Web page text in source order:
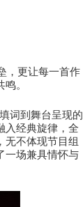
，更让每一首作
。
词到舞台呈现的
入经典旋律，全
无不体现节目组
一场兼具情怀与